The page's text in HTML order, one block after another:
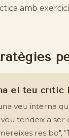
amb
el teu crític
veu interna
tendeix a
res bo",